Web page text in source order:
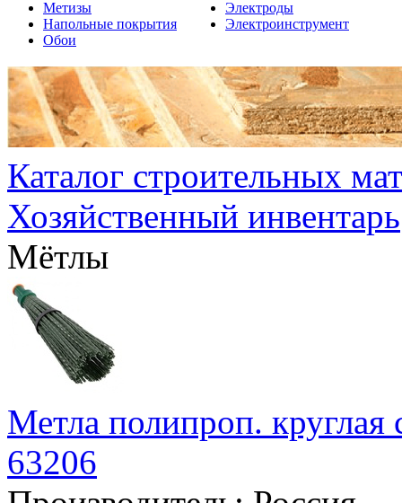
Метизы
Напольные покрытия
Обои
Электроды
Электроинструмент
Каталог строительных
Хозяйственный инвентарь
Мётлы
Метла полипроп. круглая
63206